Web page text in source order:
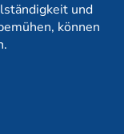
und
können